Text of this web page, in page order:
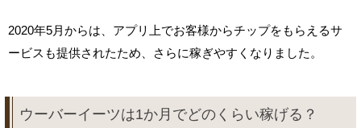
2020年5月からは、アプリ上でお客様からチップをもらえるサ
ービスも提供されたため、さらに稼ぎやすくなりました。
ウーバーイーツは1か月でどのくらい稼げる？